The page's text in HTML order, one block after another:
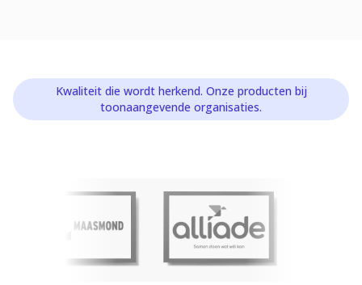
Kwaliteit die wordt herkend. Onze producten bij
toonaangevende organisaties.